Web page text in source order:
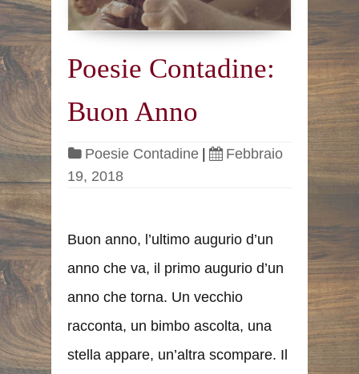
Poesie Contadine:
Buon Anno
Poesie Contadine |
Febbraio
19, 2018
Buon anno, l’ultimo augurio d’un
anno che va, il primo augurio d’un
anno che torna. Un vecchio
racconta, un bimbo ascolta, una
stella appare, un’altra scompare. Il